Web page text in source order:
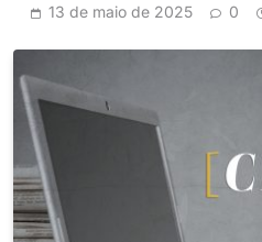
13 de maio de 2025 0